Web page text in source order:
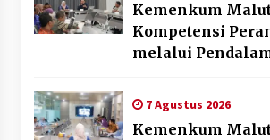
Kemenkum
Kompetensi
melalui
Daerah
7 Agustus 2026
Kemenkum